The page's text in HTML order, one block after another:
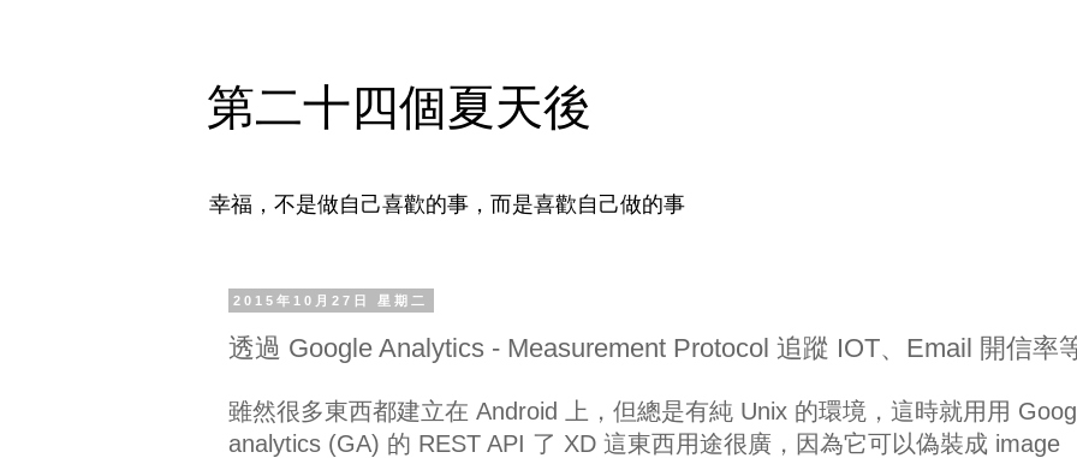
第二十四個夏天後
幸福，不是做自己喜歡的事，而是喜歡自己做的事
2015年10月27日 星期二
透過 Google Analytics - Measurement Protocol 追蹤 IOT、Email 開信率
雖然很多東西都建立在 Android 上，但總是有純 Unix 的環境，這時就用用
analytics (GA) 的 REST API 了 XD 這東西用途很廣，因為它可以偽裝成 image